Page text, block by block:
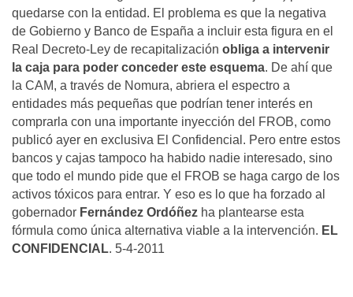
quedarse con la entidad. El problema es que la negativa
de Gobierno y Banco de España a incluir esta figura en el
Real Decreto-Ley de recapitalización obliga a intervenir
la caja para poder conceder este esquema. De ahí que
la CAM, a través de Nomura, abriera el espectro a
entidades más pequeñas que podrían tener interés en
comprarla con una importante inyección del FROB, como
publicó ayer en exclusiva El Confidencial. Pero entre estos
bancos y cajas tampoco ha habido nadie interesado, sino
que todo el mundo pide que el FROB se haga cargo de los
activos tóxicos para entrar. Y eso es lo que ha forzado al
gobernador Fernández Ordóñez ha plantearse esta
fórmula como única alternativa viable a la intervención. EL
CONFIDENCIAL. 5-4-2011